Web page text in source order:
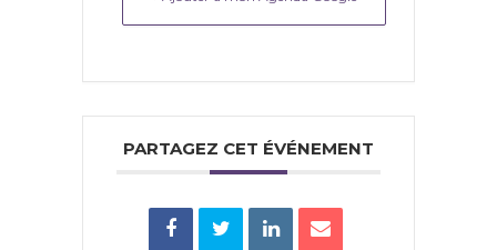
PARTAGEZ CET ÉVÉNEMENT